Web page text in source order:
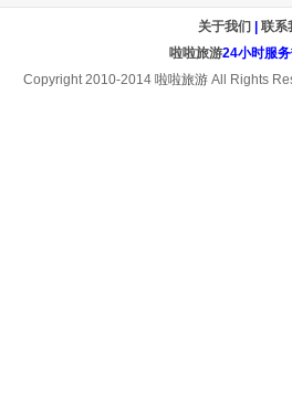
关于我们
联系
啦啦旅游24小时服
Copyright 2010-2014 啦啦旅游All Rights